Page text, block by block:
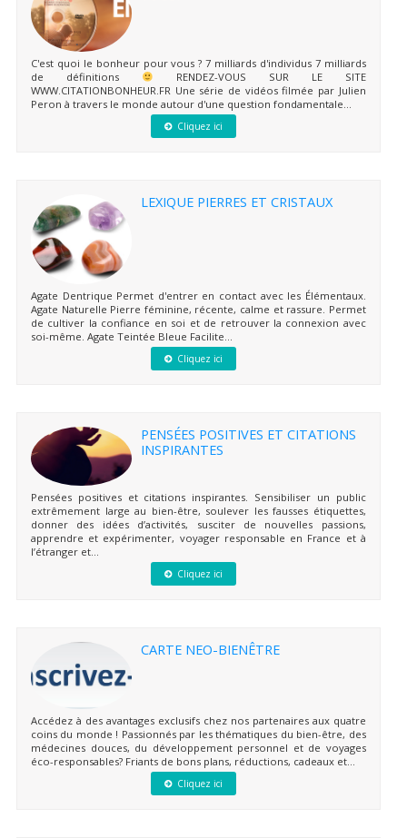
C'est quoi le bonheur pour vous ? 7 milliards d'individus 7 milliards
de définitions
RENDEZ-VOUS SUR LE SITE
WWW.CITATIONBONHEUR.FR Une série de vidéos filmée par Julien
Peron à travers le monde autour d'une question fondamentale...
Cliquez ici
LEXIQUE PIERRES ET CRISTAUX
Agate Dentrique Permet d'entrer en contact avec les Élémentaux.
Agate Naturelle Pierre féminine, récente, calme et rassure. Permet
de cultiver la confiance en soi et de retrouver la connexion avec
soi-même. Agate Teintée Bleue Facilite...
Cliquez ici
PENSÉES POSITIVES ET CITATIONS
INSPIRANTES
Pensées positives et citations inspirantes. Sensibiliser un public
extrêmement large au bien-être, soulever les fausses étiquettes,
donner des idées d’activités, susciter de nouvelles passions,
apprendre et expérimenter, voyager responsable en France et à
l’étranger et...
Cliquez ici
CARTE NEO-BIENÊTRE
Accédez à des avantages exclusifs chez nos partenaires aux quatre
coins du monde ! Passionnés par les thématiques du bien-être, des
médecines douces, du développement personnel et de voyages
éco-responsables? Friants de bons plans, réductions, cadeaux et...
Cliquez ici